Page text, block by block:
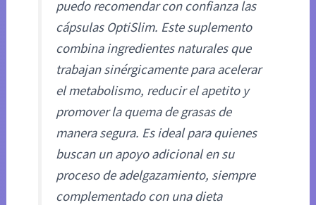
puedo recomendar con confianza las
cápsulas OptiSlim. Este suplemento
combina ingredientes naturales que
trabajan sinérgicamente para acelerar
el metabolismo, reducir el apetito y
promover la quema de grasas de
manera segura. Es ideal para quienes
buscan un apoyo adicional en su
proceso de adelgazamiento, siempre
complementado con una dieta